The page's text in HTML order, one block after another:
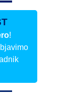
!